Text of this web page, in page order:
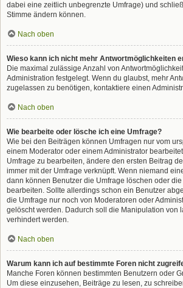
dabei eine zeitlich unbegrenzte Umfrage) und
Stimme ändern können.
Nach oben
Wieso kann ich nicht mehr Antwortmöglichkeiten
Die maximal zulässige Anzahl von
Administration festgelegt. Wenn du glaubst, mehr
zugelassen zu benötigen, kontaktiere einen
Nach oben
Wie bearbeite oder lösche ich eine Umfrage?
Wie bei den Beiträgen können Umfragen nur vom
einem Moderator oder einem Administrator
Umfrage zu bearbeiten, ändere den ersten Beitrag
immer mit der Umfrage verknüpft. Wenn niemand
dann können Benutzer die Umfrage löschen oder
bearbeiten. Sollte allerdings schon ein Benutzer
die Umfrage nur noch von Moderatoren oder
gelöscht werden. Dadurch soll die Manipulation von
verhindert werden.
Nach oben
Warum kann ich auf bestimmte Foren nicht
Manche Foren können bestimmten Benutzern oder
Um diese einzusehen, Beiträge zu lesen, zu